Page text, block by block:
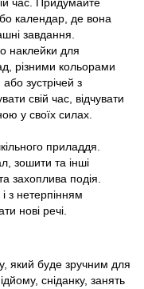
час. Придумайте
календар, де вона
завдання.
наклейки для
різними кольорами
зустрічей з
свій час, відчувати
у своїх силах.
приладдя.
зошити та інші
захоплива подія.
з нетерпінням
нові речі.
який буде зручним для
сніданку, занять